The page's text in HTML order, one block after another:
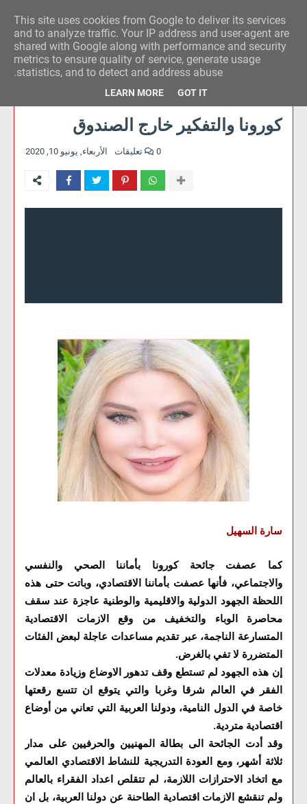
وكالة الحدث للآراء
كورونا والتفكير خارج الصندوق
الأربعاء, يونيو 10, 2020 0 تعليقات
سارة السهيل
كما عصفت جائحة كورونا بأماننا الصحي والنفسي
والاجتماعي، فأنها عصفت بأماننا الاقتصادي، وباتت حتى هذه
اللحظة الجهود الدولية والاقليمية والوطنية عاجزة عند سقف
محاصرة الوباء والتخفيف من وقع الازمات الاقتصادية
المتسارعة الناجمة، عبر تقديم مساعدات عاجلة لبعض الفئات
المتضررة لا تفي بالغرض.
إن هذه الجهود لم تستطع وقف تدهور الاوضاع وزيادة معدلات
الفقر في العالم شرقا وغربا والتي يتوقع ان تتسع رقعتها
خاصة في الدول النامية، ودولنا العربية التي تعاني من أوضاع
اقتصادية متردية.
وقد أدت الجائحة الى بطالة المهنيين والحرفيين على مدار
ثلاثة أشهر، ومع العودة التدريجية للنشاط الاقتصادي العالمي
مع اتخاد الاحترازات اللازمة، لم تتقلص اعداد الفقراء بالعالم
ولم تنقشع الازمات اقتصادية الطاحنة عن دولنا العربية، بل ان
This site uses cookies from Google to deliver its services
and to analyze traffic. Your IP address and user-agent are
shared with Google along with performance and security
metrics to ensure quality of service, generate usage
statistics, and to detect and address abuse.
LEARN MORE GOT IT